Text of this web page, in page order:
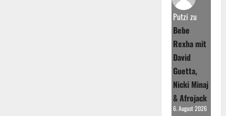
Putzi zu
Bebe
Rexha mit
David
Guetta,
Nicki Minaj
& Afrojack
6. August 2026